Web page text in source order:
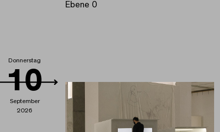
Ebene 0
Donnerstag
10
September
2026